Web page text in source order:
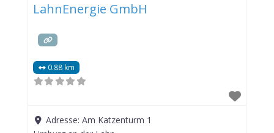
LahnEnergie GmbH
0.88 km
Adresse:Am Katzenturm 1